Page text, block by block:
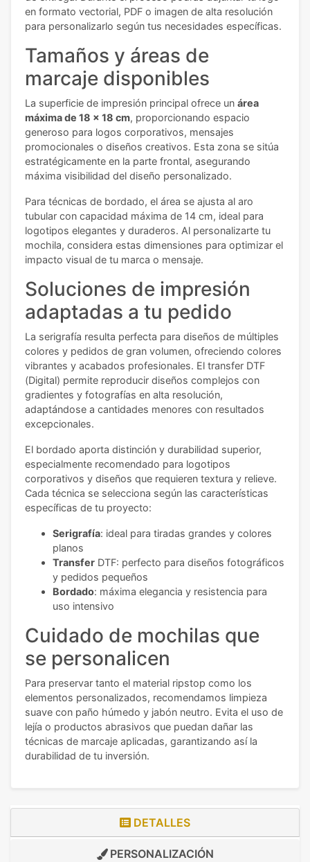
en formato vectorial, PDF o imagen de alta resolución
para personalizarlo según tus necesidades específicas.
Tamaños y áreas de
marcaje disponibles
La superficie de impresión principal ofrece un área
máxima de 18 x 18 cm, proporcionando espacio
generoso para logos corporativos, mensajes
promocionales o diseños creativos. Esta zona se sitúa
estratégicamente en la parte frontal, asegurando
máxima visibilidad del diseño personalizado.
Para técnicas de bordado, el área se ajusta al aro
tubular con capacidad máxima de 14 cm, ideal para
logotipos elegantes y duraderos. Al personalizarte tu
mochila, considera estas dimensiones para optimizar el
impacto visual de tu marca o mensaje.
Soluciones de impresión
adaptadas a tu pedido
La serigrafía resulta perfecta para diseños de múltiples
colores y pedidos de gran volumen, ofreciendo colores
vibrantes y acabados profesionales. El transfer DTF
(Digital) permite reproducir diseños complejos con
gradientes y fotografías en alta resolución,
adaptándose a cantidades menores con resultados
excepcionales.
El bordado aporta distinción y durabilidad superior,
especialmente recomendado para logotipos
corporativos y diseños que requieren textura y relieve.
Cada técnica se selecciona según las características
específicas de tu proyecto:
Serigrafía: ideal para tiradas grandes y colores
planos
Transfer DTF: perfecto para diseños fotográficos
y pedidos pequeños
Bordado: máxima elegancia y resistencia para
uso intensivo
Cuidado de mochilas que
se personalicen
Para preservar tanto el material ripstop como los
elementos personalizados, recomendamos limpieza
suave con paño húmedo y jabón neutro. Evita el uso de
lejía o productos abrasivos que puedan dañar las
técnicas de marcaje aplicadas, garantizando así la
durabilidad de tu inversión.
DETALLES
PERSONALIZACIÓN